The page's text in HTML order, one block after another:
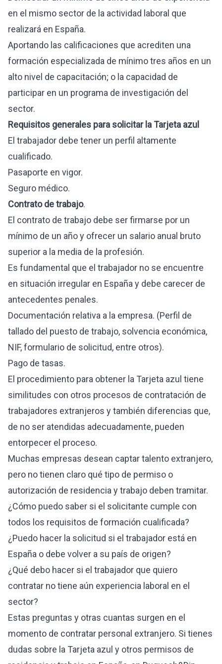
en el mismo sector de la actividad laboral que
realizará en España.
Aportando las calificaciones que acrediten una
formación especializada de mínimo tres años en un
alto nivel de capacitación; o la capacidad de
participar en un programa de investigación del
sector.
Requisitos generales para solicitar la Tarjeta azul
El trabajador debe tener un perfil altamente
cualificado.
Pasaporte en vigor.
Seguro médico.
Contrato de trabajo.
El contrato de trabajo debe ser firmarse por un
mínimo de un año y ofrecer un salario anual bruto
superior a la media de la profesión.
Es fundamental que el trabajador no se encuentre
en situación irregular en España y debe carecer de
antecedentes penales.
Documentación relativa a la empresa. (Perfil de
tallado del puesto de trabajo, solvencia económica,
NIF, formulario de solicitud, entre otros).
Pago de tasas.
El procedimiento para obtener la Tarjeta azul tiene
similitudes con otros procesos de contratación de
trabajadores extranjeros y también diferencias que,
de no ser atendidas adecuadamente, pueden
entorpecer el proceso.
Muchas empresas desean captar talento extranjero,
pero no tienen claro qué tipo de permiso o
autorización de residencia y trabajo deben tramitar.
¿Cómo puedo saber si el solicitante cumple con
todos los requisitos de formación cualificada?
¿Puedo hacer la solicitud si el trabajador está en
España o debe volver a su país de origen?
¿Qué debo hacer si el trabajador que quiero
contratar no tiene aún experiencia laboral en el
sector?
Estas preguntas y otras cuantas surgen en el
momento de contratar personal extranjero. Si tienes
dudas sobre la Tarjeta azul y otros permisos de